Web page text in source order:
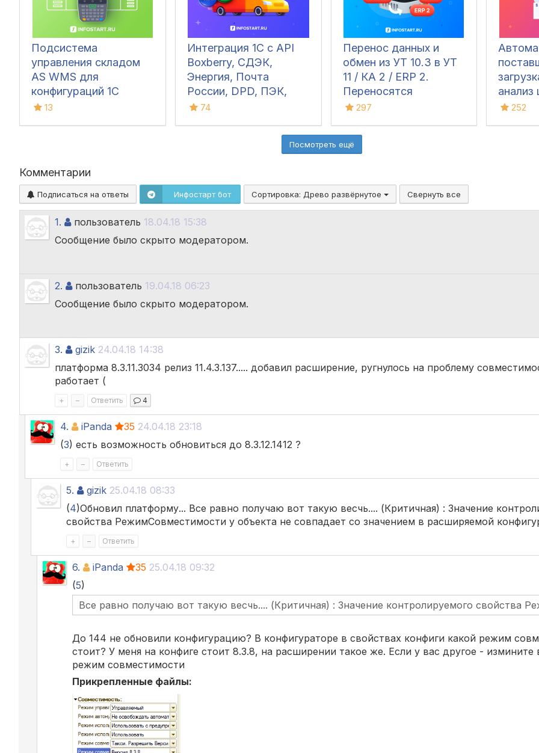
весов,
Подсистема
управления складом
AS WMS для
конфигураций 1С
13
Интеграция 1С с API
Boxberry, СДЭК,
Энергия, Почта
России, DPD, ПЭК,
Grastin, Деловые
74
Перенос данных и
обмен из УТ 10.3 в УТ
11 / КА 2 / ERP 2.
Переносятся
документы,
297
анализ
252
Посмотреть ещё
Комментарии
Подписаться на ответы Инфостарт бот Сортировка: Древо развёрнутое Свернуть все
1. пользователь 18.04.18 15:38
Сообщение было скрыто модератором.
2. пользователь 19.04.18 06:23
Сообщение было скрыто модератором.
3. gizik 24.04.18 14:38
платформа 8.3.11.3034 релиз 11.4.3.137..... добавил расширение, ругнулось на проблему
работает (
+ – Ответить 4
4. iPanda 35 24.04.18 23:18
(3) есть возможность обновиться до 8.3.12.1412 ?
+ – Ответить
5. gizik 25.04.18 08:33
(4)Обновил платформу... Все равно получаю вот такую весчь.... (Критичная) : Значение
свойства РежимСовместимости у объекта не совпадает со значением в расширяемой
+ – Ответить
6. iPanda 35 25.04.18 09:32
(5)
Все равно получаю вот такую весчь.... (Критичная) : Значение контролируемого свойства
До 144 не обновили конфигурацию? В конфигураторе в свойствах конфиги какой режим
стоит? У меня на конфиге стоит 8.3.8, на расширении такое же. Если у вас другое -
режим совместимости
Прикрепленные файлы: